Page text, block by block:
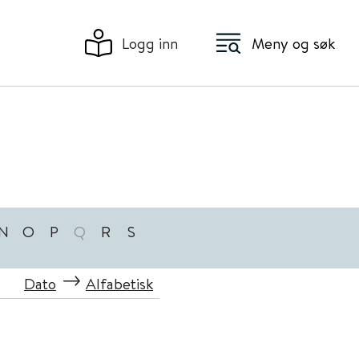
Logg inn Meny og søk
O P Q R S
Dato Alfabetisk